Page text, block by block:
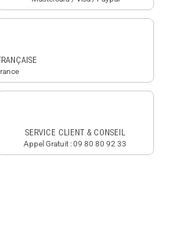
SERVICE CLIENT & CONSEIL
Appel Gratuit : 09 80 80 92 33